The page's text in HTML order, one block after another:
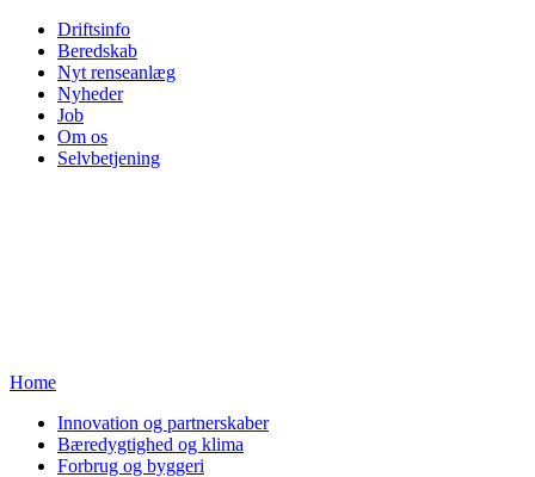
Driftsinfo
Beredskab
Nyt renseanlæg
Nyheder
Job
Om os
Selvbetjening
Home
Innovation og partnerskaber
Bæredygtighed og klima
Forbrug og byggeri